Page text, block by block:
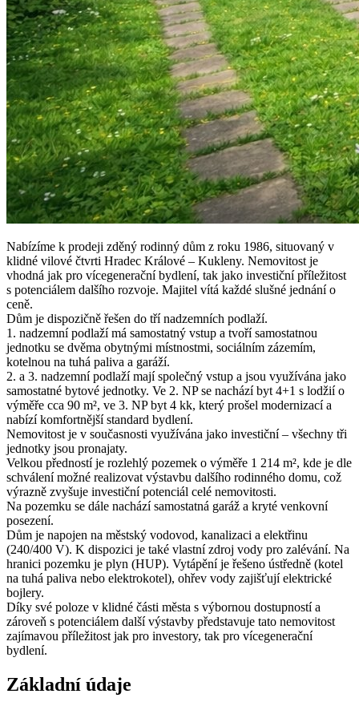
Nabízíme k prodeji zděný rodinný dům z roku 1986, situovaný v
klidné vilové čtvrti Hradec Králové – Kukleny. Nemovitost je
vhodná jak pro vícegenerační bydlení, tak jako investiční příležitost
s potenciálem dalšího rozvoje. Majitel vítá každé slušné jednání o
ceně.
Dům je dispozičně řešen do tří nadzemních podlaží.
1. nadzemní podlaží má samostatný vstup a tvoří samostatnou
jednotku se dvěma obytnými místnostmi, sociálním zázemím,
kotelnou na tuhá paliva a garáží.
2. a 3. nadzemní podlaží mají společný vstup a jsou využívána jako
samostatné bytové jednotky. Ve 2. NP se nachází byt 4+1 s lodžií o
výměře cca 90 m², ve 3. NP byt 4 kk, který prošel modernizací a
nabízí komfortnější standard bydlení.
Nemovitost je v současnosti využívána jako investiční – všechny tři
jednotky jsou pronajaty.
Velkou předností je rozlehlý pozemek o výměře 1 214 m², kde je dle
schválení možné realizovat výstavbu dalšího rodinného domu, což
výrazně zvyšuje investiční potenciál celé nemovitosti.
Na pozemku se dále nachází samostatná garáž a kryté venkovní
posezení.
Dům je napojen na městský vodovod, kanalizaci a elektřinu
(240/400 V). K dispozici je také vlastní zdroj vody pro zalévání. Na
hranici pozemku je plyn (HUP). Vytápění je řešeno ústředně (kotel
na tuhá paliva nebo elektrokotel), ohřev vody zajišťují elektrické
bojlery.
Díky své poloze v klidné části města s výbornou dostupností a
zároveň s potenciálem další výstavby představuje tato nemovitost
zajímavou příležitost jak pro investory, tak pro vícegenerační
bydlení.
Základní údaje